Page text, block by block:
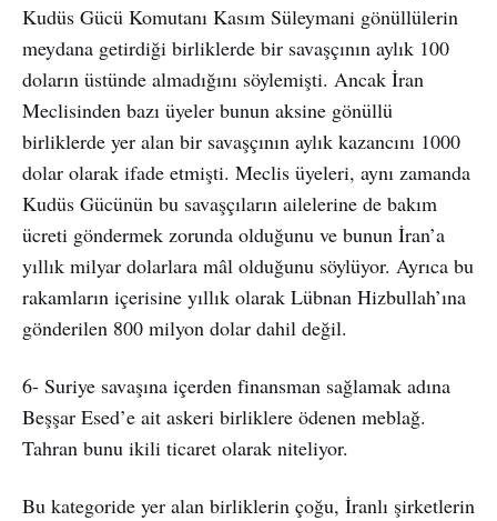
Kudüs Gücü Komutanı Kasım Süleymani gönüllülerin
meydana getirdiği birliklerde bir savaşçının aylık 100
doların üstünde almadığını söylemişti. Ancak İran
Meclisinden bazı üyeler bunun aksine gönüllü
birliklerde yer alan bir savaşçının aylık kazancını 1000
dolar olarak ifade etmişti. Meclis üyeleri, aynı zamanda
Kudüs Gücünün bu savaşçıların ailelerine de bakım
ücreti göndermek zorunda olduğunu ve bunun İran’a
yıllık milyar dolarlara mâl olduğunu söylüyor. Ayrıca bu
rakamların içerisine yıllık olarak Lübnan Hizbullah’ına
gönderilen 800 milyon dolar dahil değil.
6- Suriye savaşına içerden finansman sağlamak adına
Beşşar Esed’e ait askeri birliklere ödenen meblağ.
Tahran bunu ikili ticaret olarak niteliyor.
Bu kategoride yer alan birliklerin çoğu, İranlı şirketlerin